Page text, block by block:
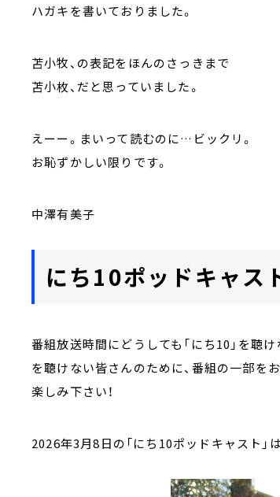
ハガキを書いておりました。
苫小牧、の表記をほんのさっきまで
苫小枚、だと思っていました。
えーー。まいって読むのに…ビックリ。
お恥ずかしい限りです。
中澤有美子
にち10ポッドキャス
番組放送時間にどうしても「にち10」を聴
を聴けない皆さんのために、番組の一部を
楽しみ下さい！
2026年3月8日の「にち10ポッドキャスト」